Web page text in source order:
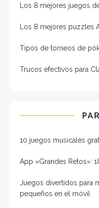
Los 8 mejores juegos
Los 8 mejores puzzles
Tipos de torneos de
Trucos efectivos para
10 juegos musicales
App «Grandes Retos»:
Juegos divertidos para
pequeños en el móvil